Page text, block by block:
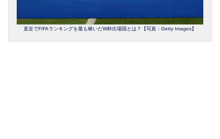
直近でFIFAランキングを最も稼いだW杯出場国とは？【写真：Getty Images】